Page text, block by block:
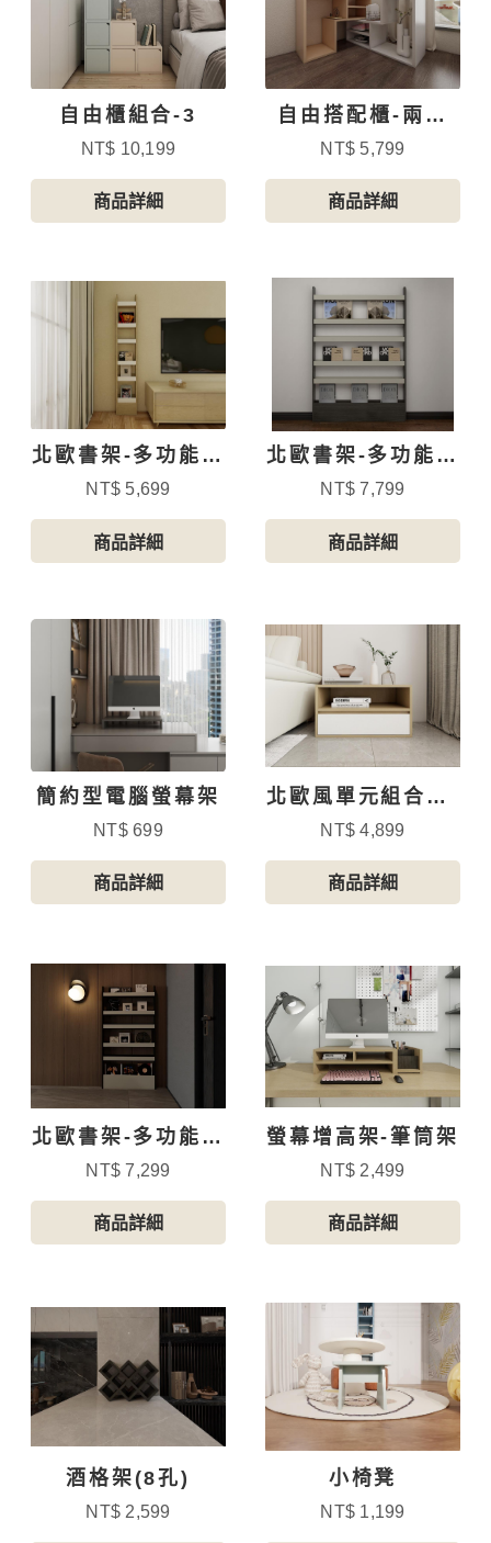
自由櫃組合-3
NT$ 10,199
商品詳細
自由搭配櫃-兩個
組-2
NT$ 5,799
商品詳細
北歐書架-多功能收
納架030
NT$ 5,699
商品詳細
北歐書架-多功能收
納架120
NT$ 7,799
商品詳細
簡約型電腦螢幕架
NT$ 699
商品詳細
北歐風單元組合櫃-
單抽櫃D款
NT$ 4,899
商品詳細
北歐書架-多功能收
納架090
NT$ 7,299
商品詳細
螢幕增高架-筆筒架
NT$ 2,499
商品詳細
酒格架(8孔)
NT$ 2,599
小椅凳
NT$ 1,199